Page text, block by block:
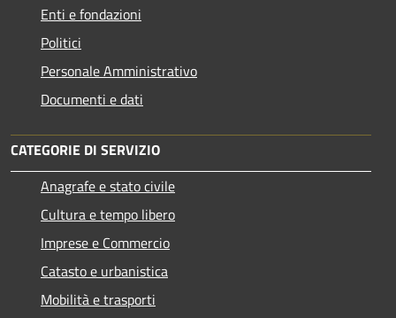
Enti e fondazioni
Politici
Personale Amministrativo
Documenti e dati
CATEGORIE DI SERVIZIO
Anagrafe e stato civile
Cultura e tempo libero
Imprese e Commercio
Catasto e urbanistica
Mobilità e trasporti